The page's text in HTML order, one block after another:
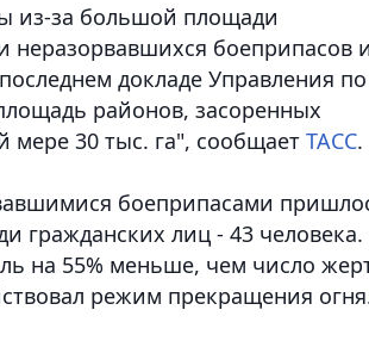
из-за большой площади
боеприпасов
докладе Управления по
районов, засоренных
30 тыс. га", сообщает ТАСС.
боеприпасами
гражданских лиц - 43 человека.
на 55% меньше, чем число
режим прекращения